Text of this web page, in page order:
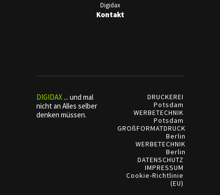
Digidax
Kontakt
DIGIDAX ... und mal
nicht an Alles selber
denken müssen.
/
DRUCKEREI
Potsdam
WERBETECHNIK
Potsdam
GROßFORMATDRUCK
Berlin
WERBETECHNIK
Berlin
DATENSCHUTZ
IMPRESSUM
Cookie-Richtlinie
(EU)